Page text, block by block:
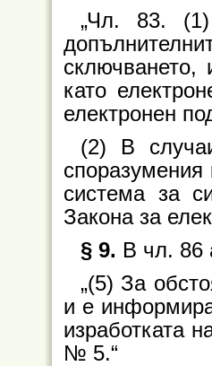
„Чл. 83.
сключването,
като
електронен
(2) В
система за
Закона за
§ 9. В чл. 86
„(5) За
и е
изработката
№ 5.“